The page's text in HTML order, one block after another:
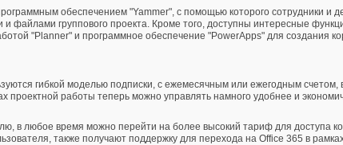
обеспечением "Yammer", с помощью которого сотрудники и
файлами группового проекта. Кроме того, доступны интересные
"Planner" и программное обеспечение "PowerApps" для создания
гибкой моделью подписки, с ежемесячным или ежегодным счетом,
проектной работы теперь можно управлять намного удобнее и
в любое время можно перейти на более высокий тариф для доступа
также получают поддержку для перехода на Office 365 в рамках